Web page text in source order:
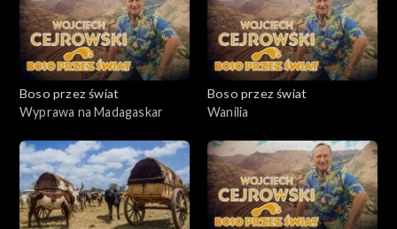
Boso przez świat
Wyprawa na Madagaskar
Boso przez świat
Wanilia